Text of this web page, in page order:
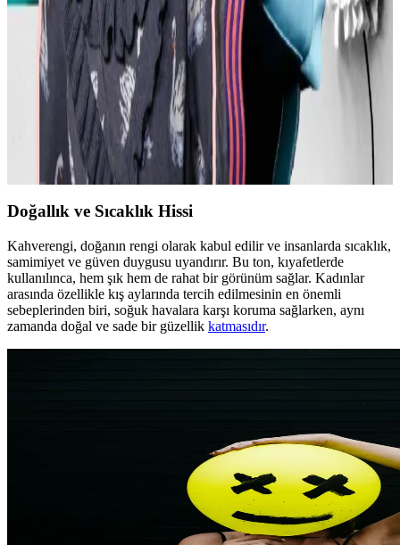
Kavisli vücut tiplerine uygun yapısal moda seçimlerinde doğru
kumaş, kesim ve stil detayları önemlidir. Terzi hizmeti ve uygun
markalarla estetik ve rahat kıyafetler elde edilir.
Günlük Moda Soruları ve Pratik Stil Önerileri:
Rahatlık ve Şıklık Dengesi
Moda ve stil, kişisel tercihler ve çevresel ihtiyaçlarla şekillenir. Ev
giyimi, iş görüşmesi, mevsimlik kıyafetler ve vücut tipine uygun
önerilerle günlük şıklık ve rahatlık dengelenir.
Doğallık ve Sıcaklık Hissi
Kahverengi, doğanın rengi olarak kabul edilir ve insanlarda sıcaklık,
samimiyet ve güven duygusu uyandırır. Bu ton, kıyafetlerde
kullanılınca, hem şık hem de rahat bir görünüm sağlar. Kadınlar
arasında özellikle kış aylarında tercih edilmesinin en önemli
sebeplerinden biri, soğuk havalara karşı koruma sağlarken, aynı
zamanda doğal ve sade bir güzellik katmasıdır.